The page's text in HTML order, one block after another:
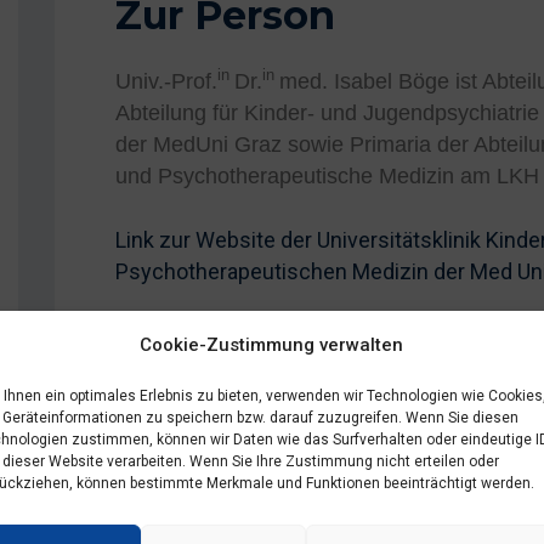
Cookie-Zustimmung verwalten
Ihnen ein optimales Erlebnis zu bieten, verwenden wir Technologien wie Cookies,
zu speichern bzw. darauf zuzugreifen. Wenn Sie diesen
zustimmen, können wir Daten wie das Surfverhalten oder eindeutige
dieser Website verarbeiten. Wenn Sie Ihre Zustimmung nicht erteilen oder
können bestimmte Merkmale und Funktionen beeinträchtigt werden.
Zur Person
Univ.-Prof. in Dr. in med. Isabel Böge ist
Abteilung für Kinder- und
der MedUni Graz sowie Primaria der
und Psychotherapeutische Medizin am LKH
Link zur Website der Universitätsklinik
Psychotherapeutischen Medizin der Med
Link zur Website der Klinischen Abteilung
Psychotherapeutischen Medizin – LKH-
Link zur Website der Abteilung für Kinder-
Psychotherapie am LKH Graz II
In der ÖGKJP ist sie als Prä-/Vizepräsidentin